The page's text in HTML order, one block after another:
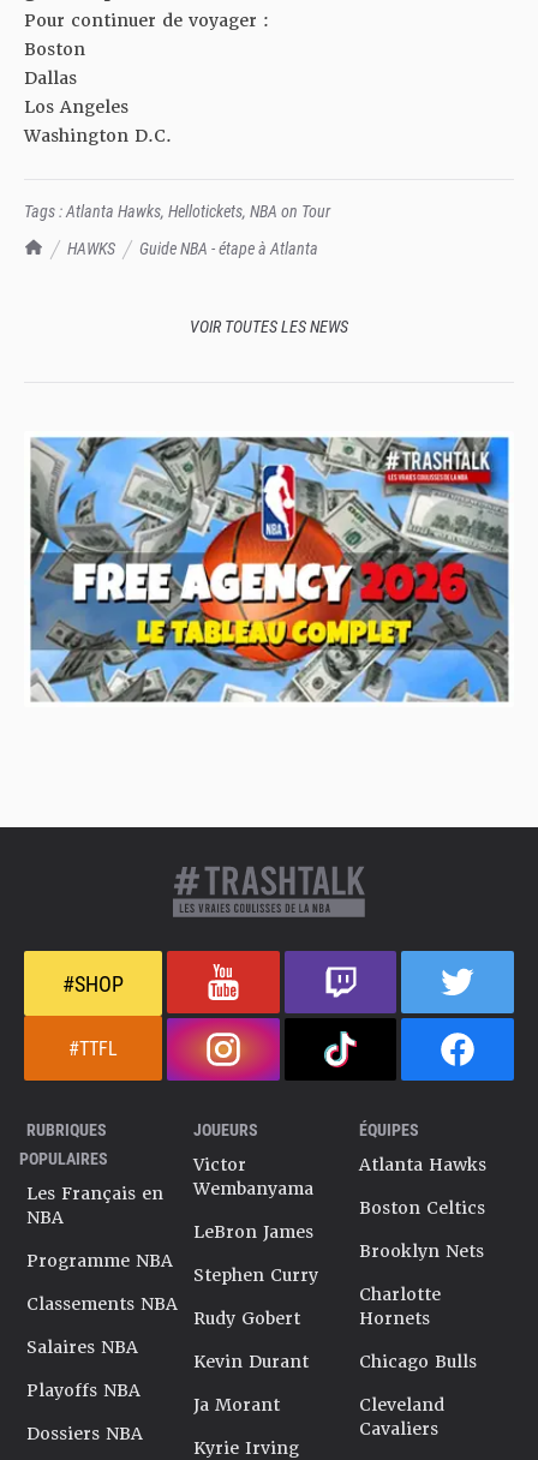
TrashTalk Actu NBA
HAWKS Guide NBA - étape à Atlanta
Pour continuer de voyager :
Boston
Dallas
Los Angeles
Washington D.C.
Tags :Atlanta Hawks, Hellotickets, NBA on Tour
VOIR TOUTES LES NEWS
#SHOP
#TTFL
RUBRIQUES
POPULAIRES
Les Français en
NBA
Programme NBA
Classements NBA
Salaires NBA
Playoffs NBA
Dossiers NBA
JOUEURS
Victor
Wembanyama
LeBron James
Stephen Curry
Rudy Gobert
Kevin Durant
Ja Morant
Kyrie Irving
ÉQUIPES
Atlanta Hawks
Boston Celtics
Brooklyn Nets
Charlotte
Hornets
Chicago Bulls
Cleveland
Cavaliers